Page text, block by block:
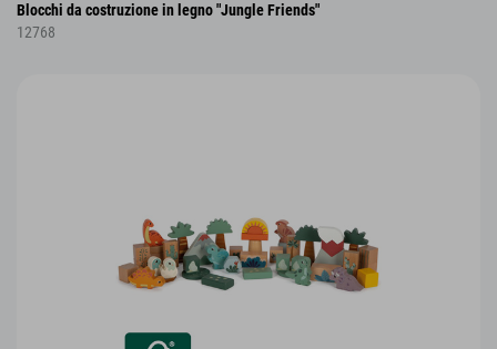
Blocchi da costruzione in legno "Jungle Friends"
12768